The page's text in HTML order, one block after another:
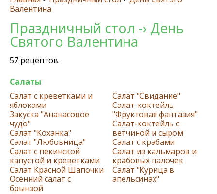
Валентина
Праздничный стол -› День
Святого Валентина
57 рецептов.
Салаты
Салат с креветками и
яблоками
Закуска "Ананасовое
чудо"
Салат "Коханка"
Салат "Любовница"
Салат с пекинской
капустой и креветками
Салат Красной Шапочки
Осенний салат с
брынзой
Салат "Свидание"
Салат-коктейль
"Фруктовая фантазия"
Салат-коктейль с
ветчиной и сыром
Салат с крабами
Салат из кальмаров и
крабовых палочек
Салат "Курица в
апельсинах"